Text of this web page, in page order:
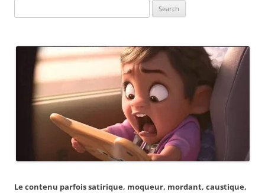
for:
Le contenu parfois satirique, moqueur, mordant, caustique,